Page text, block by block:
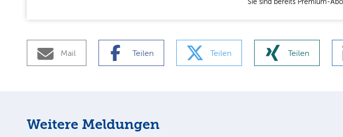
Sie sind bereits Premium-
Mail Teilen Teilen Teilen
Weitere Meldungen